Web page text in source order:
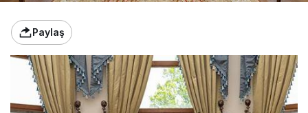
Paylaş